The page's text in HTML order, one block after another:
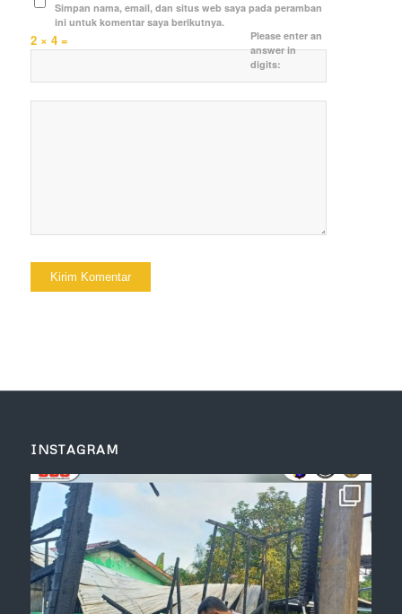
Simpan nama, email, dan situs web saya pada peramban
ini untuk komentar saya berikutnya.
Please enter an
answer in
digits:
2 × 4 =
INSTAGRAM